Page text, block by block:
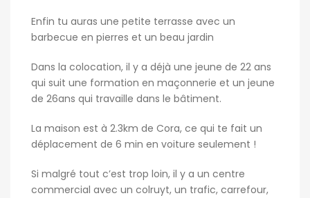
Enfin tu auras une petite terrasse avec un
barbecue en pierres et un beau jardin
Dans la colocation, il y a déjà une jeune de 22 ans
qui suit une formation en maçonnerie et un jeune
de 26ans qui travaille dans le bâtiment.
La maison est à 2.3km de Cora, ce qui te fait un
déplacement de 6 min en voiture seulement !
Si malgré tout c’est trop loin, il y a un centre
commercial avec un colruyt, un trafic, carrefour,